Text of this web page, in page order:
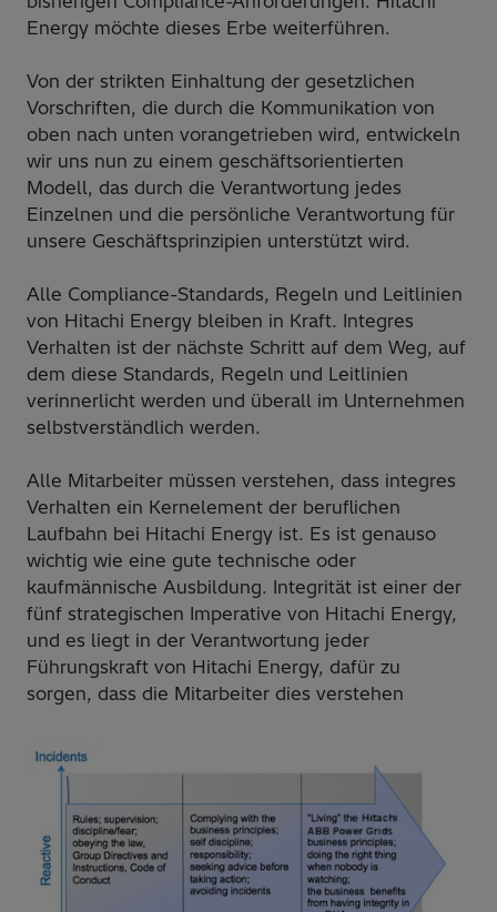
Energy möchte dieses Erbe weiterführen.
Von der strikten Einhaltung der gesetzlichen
Vorschriften, die durch die Kommunikation von
oben nach unten vorangetrieben wird, entwickeln
wir uns nun zu einem geschäftsorientierten
Modell, das durch die Verantwortung jedes
Einzelnen und die persönliche Verantwortung für
unsere Geschäftsprinzipien unterstützt wird.
Alle Compliance-Standards, Regeln und Leitlinien
von Hitachi Energy bleiben in Kraft. Integres
Verhalten ist der nächste Schritt auf dem Weg, auf
dem diese Standards, Regeln und Leitlinien
verinnerlicht werden und überall im Unternehmen
selbstverständlich werden.
Alle Mitarbeiter müssen verstehen, dass integres
Verhalten ein Kernelement der beruflichen
Laufbahn bei Hitachi Energy ist. Es ist genauso
wichtig wie eine gute technische oder
kaufmännische Ausbildung. Integrität ist einer der
fünf strategischen Imperative von Hitachi Energy,
und es liegt in der Verantwortung jeder
Führungskraft von Hitachi Energy, dafür zu
sorgen, dass die Mitarbeiter dies verstehen